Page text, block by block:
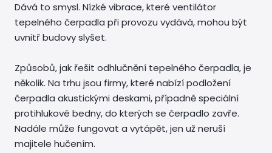
Dává to smysl. Nízké vibrace, které ventilátor
tepelného čerpadla při provozu vydává, mohou být
uvnitř budovy slyšet.
Způsobů, jak řešit odhlučnění tepelného čerpadla, je
několik. Na trhu jsou firmy, které nabízí podložení
čerpadla akustickými deskami, případně speciální
protihlukové bedny, do kterých se čerpadlo zavře.
Nadále může fungovat a vytápět, jen už neruší
majitele hučením.